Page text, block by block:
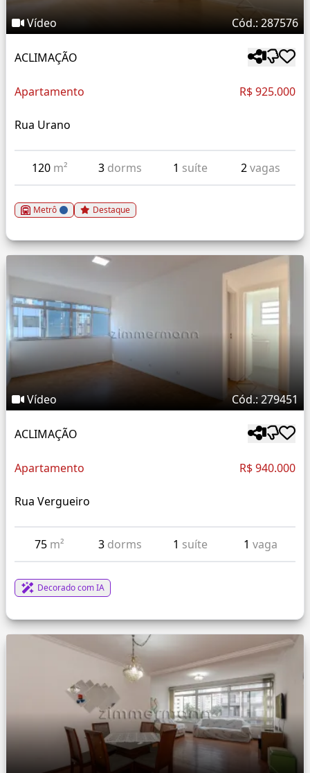
Vídeo Cód.: 287576
ACLIMAÇÃO
Apartamento R$ 925.000
Rua Urano
120 m² 3 dorms 1 suíte 2vagas
Metrô Destaque
Vídeo Cód.: 279451
ACLIMAÇÃO
Apartamento R$ 940.000
Rua Vergueiro
75 m² 3 dorms 1 suíte 1 vaga
Decorado com IA